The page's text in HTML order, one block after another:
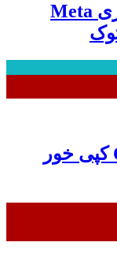
خرید هدست واقعیت مجازی Meta
خرید نینتندو سوییچ OLED کپی خور